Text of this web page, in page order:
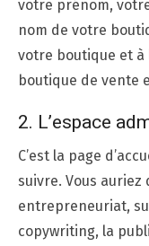
votre prénom,
nom de votre
votre boutique et
boutique de vente
2. L’espace
C’est la page
suivre. Vous
entrepreneuriat,
copywriting, la